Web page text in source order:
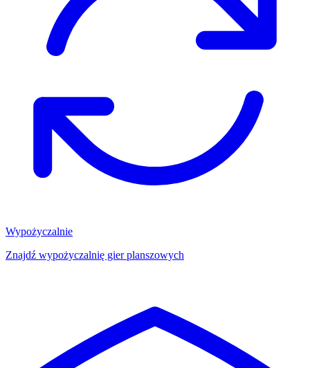
Wypożyczalnie
Znajdź wypożyczalnię gier planszowych